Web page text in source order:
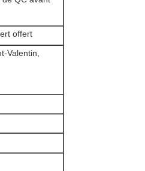
offert
Valentin,